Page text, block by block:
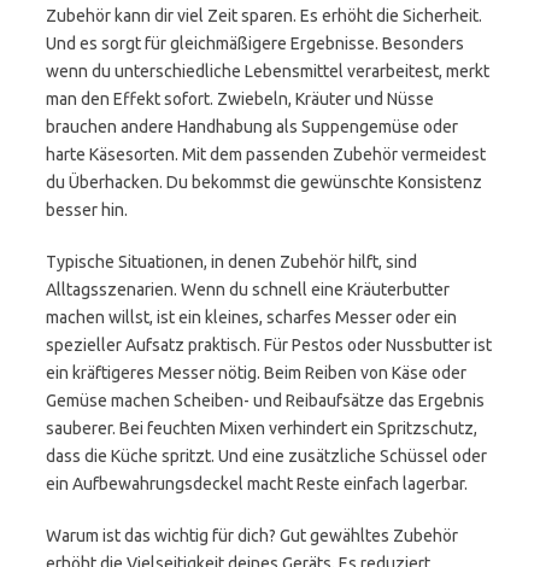
Zubehör kann dir viel Zeit sparen. Es erhöht die Sicherheit.
Und es sorgt für gleichmäßigere Ergebnisse. Besonders
wenn du unterschiedliche Lebensmittel verarbeitest, merkt
man den Effekt sofort. Zwiebeln, Kräuter und Nüsse
brauchen andere Handhabung als Suppengemüse oder
harte Käsesorten. Mit dem passenden Zubehör vermeidest
du Überhacken. Du bekommst die gewünschte Konsistenz
besser hin.
Typische Situationen, in denen Zubehör hilft, sind
Alltagsszenarien. Wenn du schnell eine Kräuterbutter
machen willst, ist ein kleines, scharfes Messer oder ein
spezieller Aufsatz praktisch. Für Pestos oder Nussbutter ist
ein kräftigeres Messer nötig. Beim Reiben von Käse oder
Gemüse machen Scheiben- und Reibaufsätze das Ergebnis
sauberer. Bei feuchten Mixen verhindert ein Spritzschutz,
dass die Küche spritzt. Und eine zusätzliche Schüssel oder
ein Aufbewahrungsdeckel macht Reste einfach lagerbar.
Warum ist das wichtig für dich? Gut gewähltes Zubehör